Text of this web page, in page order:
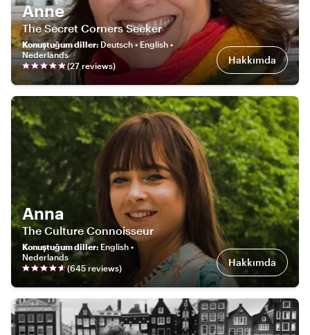
Anne
The Secret Corners Seeker
Konuştuğum diller: Deutsch • English •
Nederlands
(27 reviews) Hakkımda
Anna
The Culture Connoisseur
Konuştuğum diller: English •
Nederlands
(645 reviews) Hakkımda